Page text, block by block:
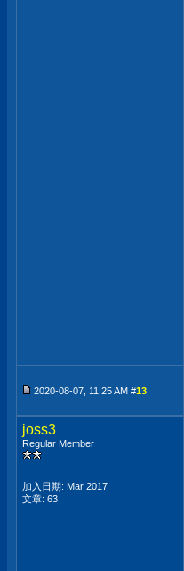
2020-08-07, 11:25 AM #13
joss3
Regular Member
加入日期: Mar 2017
文章: 63